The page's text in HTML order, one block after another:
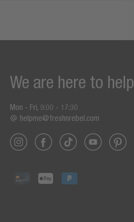
We are here to help
Mon - Fri, 9:00 - 17:30
helpme@freshnrebel.com